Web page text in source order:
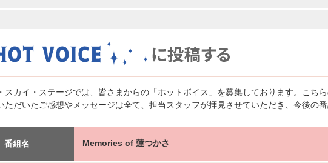
スカイ・ステージでは、皆さまからの「ホットボイス」を募集しております。こち
ただいたご感想やメッセージは全て、担当スタッフが拝見させていただき、今後の
番組名 Memories of 蓮つかさ